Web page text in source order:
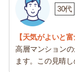
30代
【天気がよいと
高層マンション
ます。この見晴